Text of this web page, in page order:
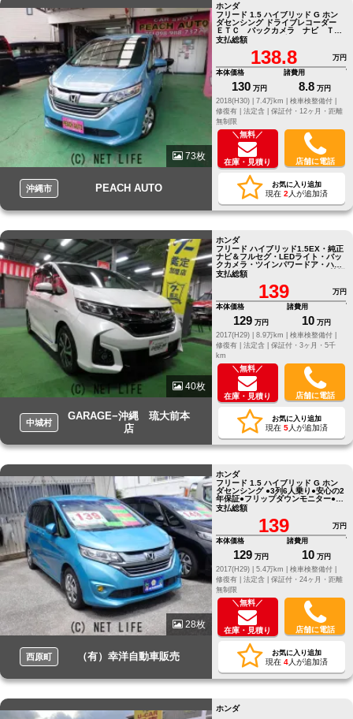
73枚
沖縄市 PEACH AUTO
ホンダ
フリード 1.5 ハイブリッド G ホン
ダセンシング ドライブレコーダー
ＥＴＣ バックカメラ ナビ Ｔ
Ｖ オートクルーズコントロール
レーンアシスト
支払総額
138.8
万円
本体価格
130 万円
諸費用
8.8 万円
2018(H30) |
7.4万km |
検車検整備付 |
修復有 | 法定含 | 保証付・12ヶ月・距離
無制限
＼無料／
在庫・見積り 店舗に電話
お気に入り追加
現在 2 人が追加済
40枚
中城村
GARAGE−沖縄 琉大前本
店
ホンダ
フリード ハイブリッド1.5EX・純正
ナビ＆フルセグ・LEDライト・バッ
クカメラ・ツインパワードア・ハー
フレザー・モデューロエアロＶr禁煙
車の屋根下保管車！
支払総額
139
万円
本体価格
129 万円
諸費用
10 万円
2017(H29) |
8.9万km |
検車検整備付 |
修復有 | 法定含 | 保証付・3ヶ月・5千
km
＼無料／
在庫・見積り 店舗に電話
お気に入り追加
現在 5人が追加済
28枚
西原町 （有）幸洋自動車販売
ホンダ
フリード 1.5 ハイブリッド G ホン
ダセンシング ●3列6人乗り●安心の2
年保証●フリップダウンモニター●パ
ワースライドドア●ステアリングス
イッチ
支払総額
139
万円
本体価格
129 万円
諸費用
10 万円
2017(H29) |
5.4万km |
検車検整備付 |
修復有 | 法定含 | 保証付・24ヶ月・距離
無制限
＼無料／
在庫・見積り 店舗に電話
お気に入り追加
現在 4人が追加済
ホンダ